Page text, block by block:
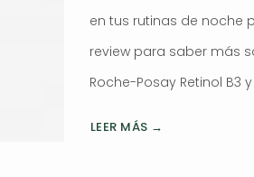
en tus rutinas de noche
review para saber más
Roche-Posay Retinol B3
LEER MÁS →